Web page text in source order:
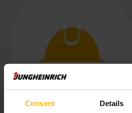
Consent Details